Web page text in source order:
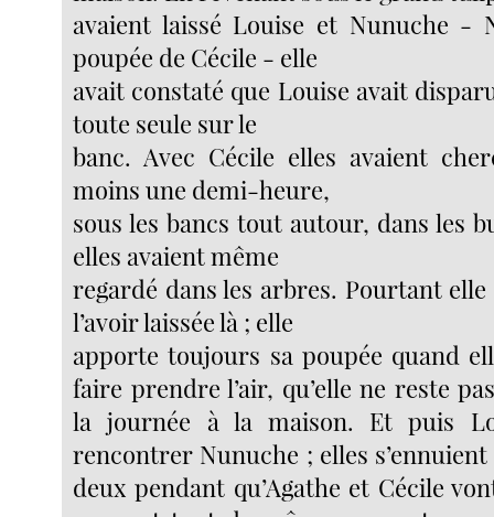
avaient laissé Louise et Nunuche -
poupée de Cécile - elle
avait constaté que Louise avait
toute seule sur le
banc. Avec Cécile elles avaient
moins une demi-heure,
sous les bancs tout autour, dans les
elles avaient même
regardé dans les arbres. Pourtant
l’avoir laissée là ; elle
apporte toujours sa poupée quand
faire prendre l’air, qu’elle ne reste
la journée à la maison. Et puis
rencontrer Nunuche ; elles
deux pendant qu’Agathe et Cécile